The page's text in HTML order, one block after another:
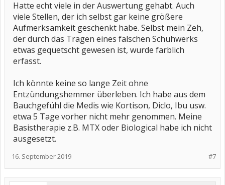
Hatte echt viele in der Auswertung gehabt. Auch
viele Stellen, der ich selbst gar keine größere
Aufmerksamkeit geschenkt habe. Selbst mein Zeh,
der durch das Tragen eines falschen Schuhwerks
etwas gequetscht gewesen ist, wurde farblich
erfasst.
Ich könnte keine so lange Zeit ohne
Entzündungshemmer überleben. Ich habe aus dem
Bauchgefühl die Medis wie Kortison, Diclo, Ibu usw.
etwa 5 Tage vorher nicht mehr genommen. Meine
Basistherapie z.B. MTX oder Biological habe ich nicht
ausgesetzt.
#7
16. September 2019